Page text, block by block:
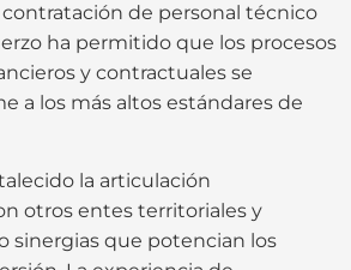
de personal técnico
ha permitido que los procesos
y contractuales se
a los más altos estándares de
la articulación
otros entes territoriales y
sinergias que potencian los